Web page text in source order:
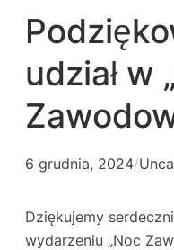
udział w
6 grudnia, 2024/
Dziękujemy
wydarzeniu „Noc